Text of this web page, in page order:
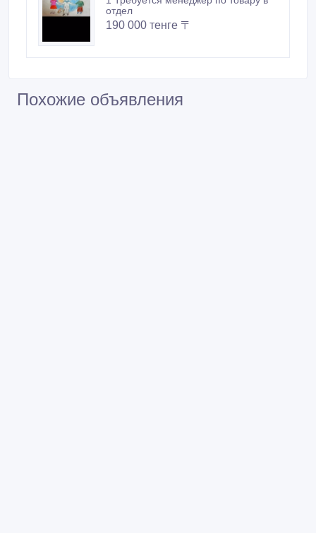
отдел
190 000 тенге 〒
Похожие объявления